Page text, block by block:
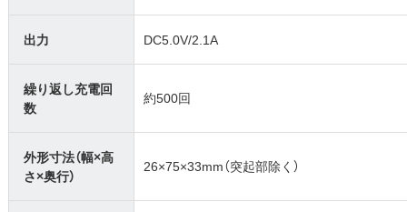
出力 DC5.0V/2.1A
繰り返し充電回
数
約500回
外形寸法（幅×高
さ×奥行）
26×75×33mm（突起部除く）